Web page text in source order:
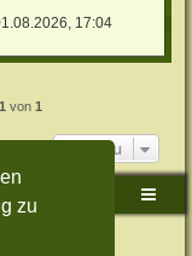
zu
17:04
1 von 1
Gehe zu